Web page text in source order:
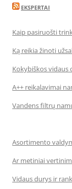
EKSPERTAI
Kaip pasiruošti
Ką reikia žinoti
Kokybiškos vidaus
A++ reikalavimai
Vandens filtrų
Asortimento
Ar metiniai
Vidaus durys ir